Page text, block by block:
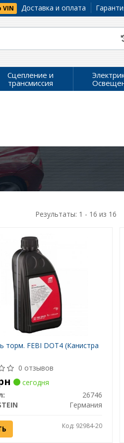
VIN Доставка и оплата
Сцепление и
трансмиссия
Результаты: 1 - 16 из 16
торм. FEBI DOT4 (Канистра
0 отзывов
сегодня
26746
Германия
Код: 92984-20